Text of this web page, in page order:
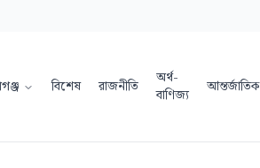
বিশেষ রাজনীতি
অর্থ-
বাণিজ্য
আন্তর্জাতিক